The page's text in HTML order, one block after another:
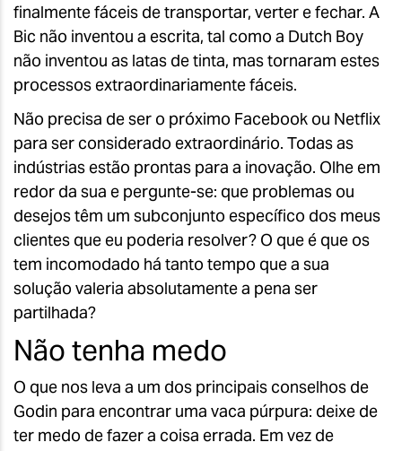
finalmente fáceis de transportar, verter e fechar. A
Bic não inventou a escrita, tal como a Dutch Boy
não inventou as latas de tinta, mas tornaram estes
processos extraordinariamente fáceis.
Não precisa de ser o próximo Facebook ou Netflix
para ser considerado extraordinário. Todas as
indústrias estão prontas para a inovação. Olhe em
redor da sua e pergunte-se: que problemas ou
desejos têm um subconjunto específico dos meus
clientes que eu poderia resolver? O que é que os
tem incomodado há tanto tempo que a sua
solução valeria absolutamente a pena ser
partilhada?
Não tenha medo
O que nos leva a um dos principais conselhos de
Godin para encontrar uma vaca púrpura: deixe de
ter medo de fazer a coisa errada. Em vez de